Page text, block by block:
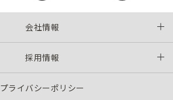
会社情報
採用情報
プライバシーポリシー